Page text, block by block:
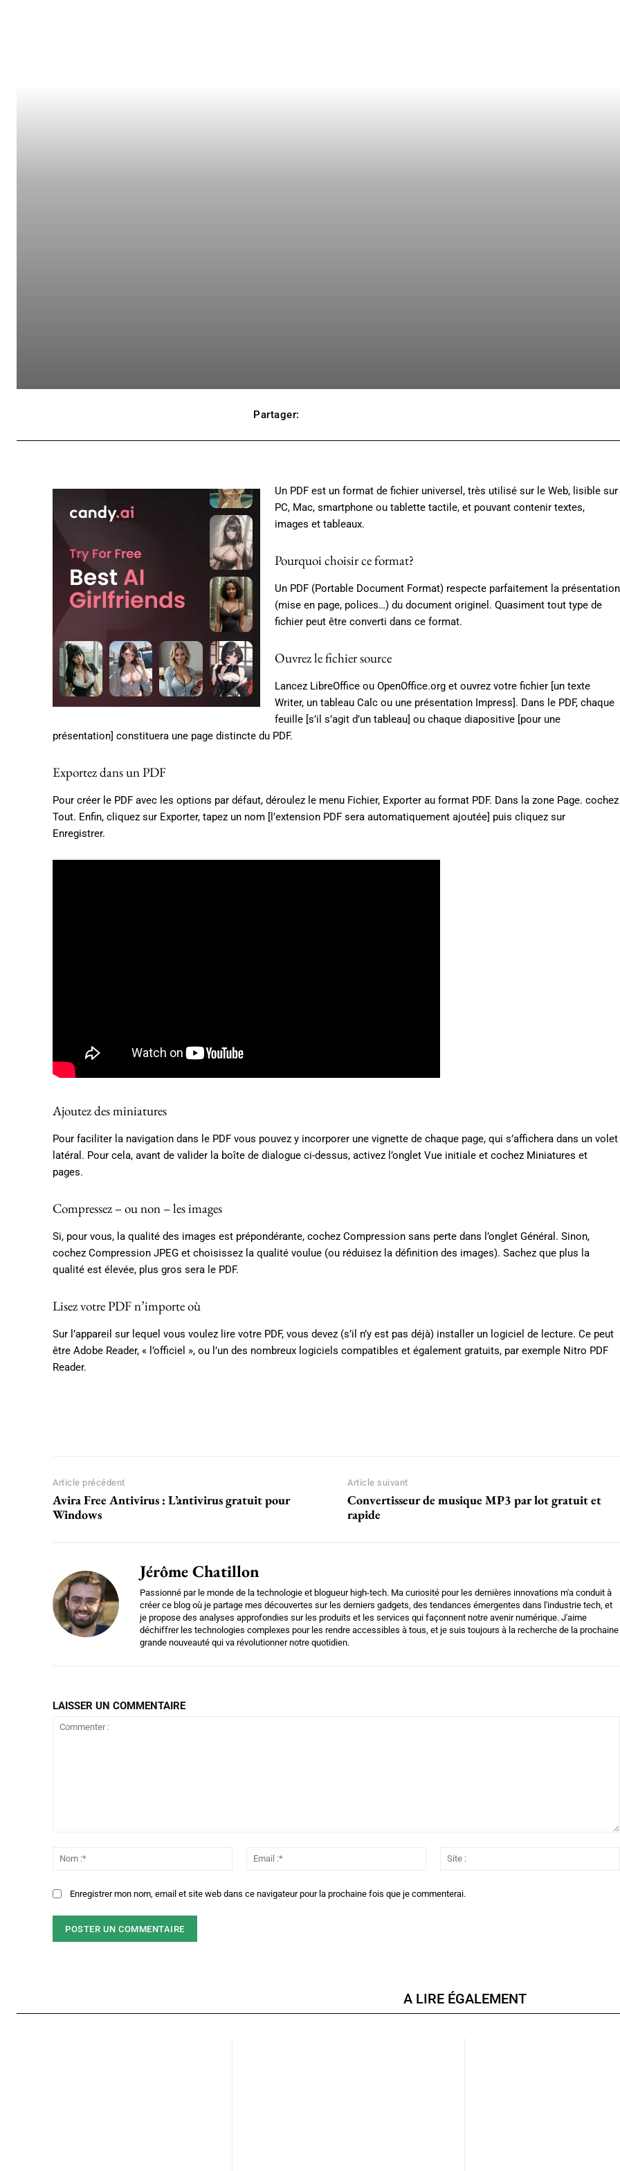
Partager:
Un PDF est un format de fichier universel, très utilisé sur le Web, lisible sur
PC, Mac, smartphone ou tablette tactile, et pouvant contenir textes,
images et tableaux.
Pourquoi choisir ce format?
Un PDF (Portable Document Format) respecte parfaitement la présentation
(mise en page, polices…) du document originel. Quasiment tout type de
fichier peut être converti dans ce format.
Ouvrez le fichier source
Lancez LibreOffice ou OpenOffice.org et ouvrez votre fichier [un texte
Writer, un tableau Calc ou une présentation Impress]. Dans le PDF, chaque
feuille [s’il s’agit d’un tableau] ou chaque diapositive [pour une
présentation] constituera une page distincte du PDF.
Exportez dans un PDF
Pour créer le PDF avec les options par défaut, déroulez le menu Fichier, Exporter au format PDF. Dans la zone Page. cochez
Tout. Enfin, cliquez sur Exporter, tapez un nom [l’extension PDF sera automatiquement ajoutée] puis cliquez sur
Enregistrer.
Ajoutez des miniatures
Pour faciliter la navigation dans le PDF vous pouvez y incorporer une vignette de chaque page, qui s’affichera dans un volet
latéral. Pour cela, avant de valider la boîte de dialogue ci-dessus, activez l’onglet Vue initiale et cochez Miniatures et
pages.
Compressez – ou non – les images
Si, pour vous, la qualité des images est prépondérante, cochez Compression sans perte dans l’onglet Général. Sinon,
cochez Compression JPEG et choisissez la qualité voulue (ou réduisez la définition des images). Sachez que plus la
qualité est élevée, plus gros sera le PDF.
Lisez votre PDF n’importe où
Sur l’appareil sur lequel vous voulez lire votre PDF, vous devez (s’il n’y est pas déjà) installer un logiciel de lecture. Ce peut
être Adobe Reader, « l’officiel », ou l’un des nombreux logiciels compatibles et également gratuits, par exemple Nitro PDF
Reader.
Article précédent
Avira Free Antivirus : L’antivirus gratuit pour
Windows
Article suivant
Convertisseur de musique MP3 par lot gratuit et
rapide
Jérôme Chatillon
Passionné par le monde de la technologie et blogueur high-tech. Ma curiosité pour les dernières innovations m'a conduit à
créer ce blog où je partage mes découvertes sur les derniers gadgets, des tendances émergentes dans l'industrie tech, et
je propose des analyses approfondies sur les produits et les services qui façonnent notre avenir numérique. J'aime
déchiffrer les technologies complexes pour les rendre accessibles à tous, et je suis toujours à la recherche de la prochaine
grande nouveauté qui va révolutionner notre quotidien.
LAISSER UN COMMENTAIRE
Email
Enregistrer mon nom, email et site web dans ce navigateur pour la prochaine fois que je commenterai.
A LIRE ÉGALEMENT